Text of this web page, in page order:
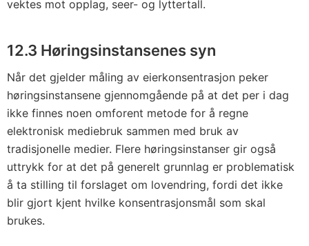
vektes mot opplag, seer- og lyttertall.
12.3 Høringsinstansenes syn
Når det gjelder måling av eierkonsentrasjon peker
høringsinstansene gjennomgående på at det per i dag
ikke finnes noen omforent metode for å regne
elektronisk mediebruk sammen med bruk av
tradisjonelle medier. Flere høringsinstanser gir også
uttrykk for at det på generelt grunnlag er problematisk
å ta stilling til forslaget om lovendring, fordi det ikke
blir gjort kjent hvilke konsentrasjonsmål som skal
brukes.